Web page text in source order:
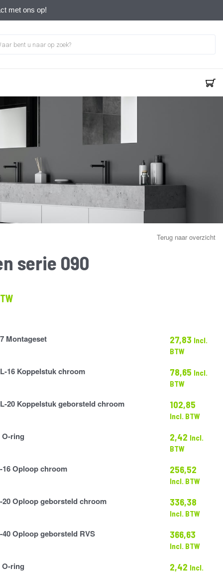
met ons op!
Terug naar overzicht
serie 090
Montageset 27,83 Incl.
BTW
16 Koppelstuk chroom 78,65 Incl.
BTW
20 Koppelstuk geborsteld chroom 102,85
Incl. BTW
O-ring 2,42 Incl.
BTW
16 Oploop chroom 256,52
Incl. BTW
20 Oploop geborsteld chroom 336,38
Incl. BTW
40 Oploop geborsteld RVS 366,63
Incl. BTW
O-ring 2,42 Incl.